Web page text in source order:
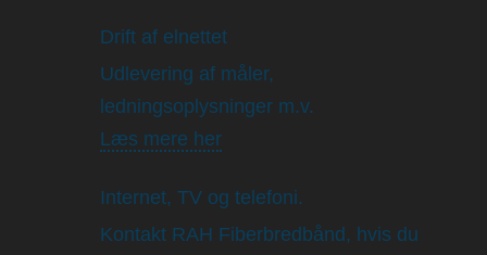
Drift af elnettet
Udlevering af måler,
ledningsoplysninger m.v.
Læs mere her
Internet, TV og telefoni.
Kontakt RAH Fiberbredbånd, hvis du